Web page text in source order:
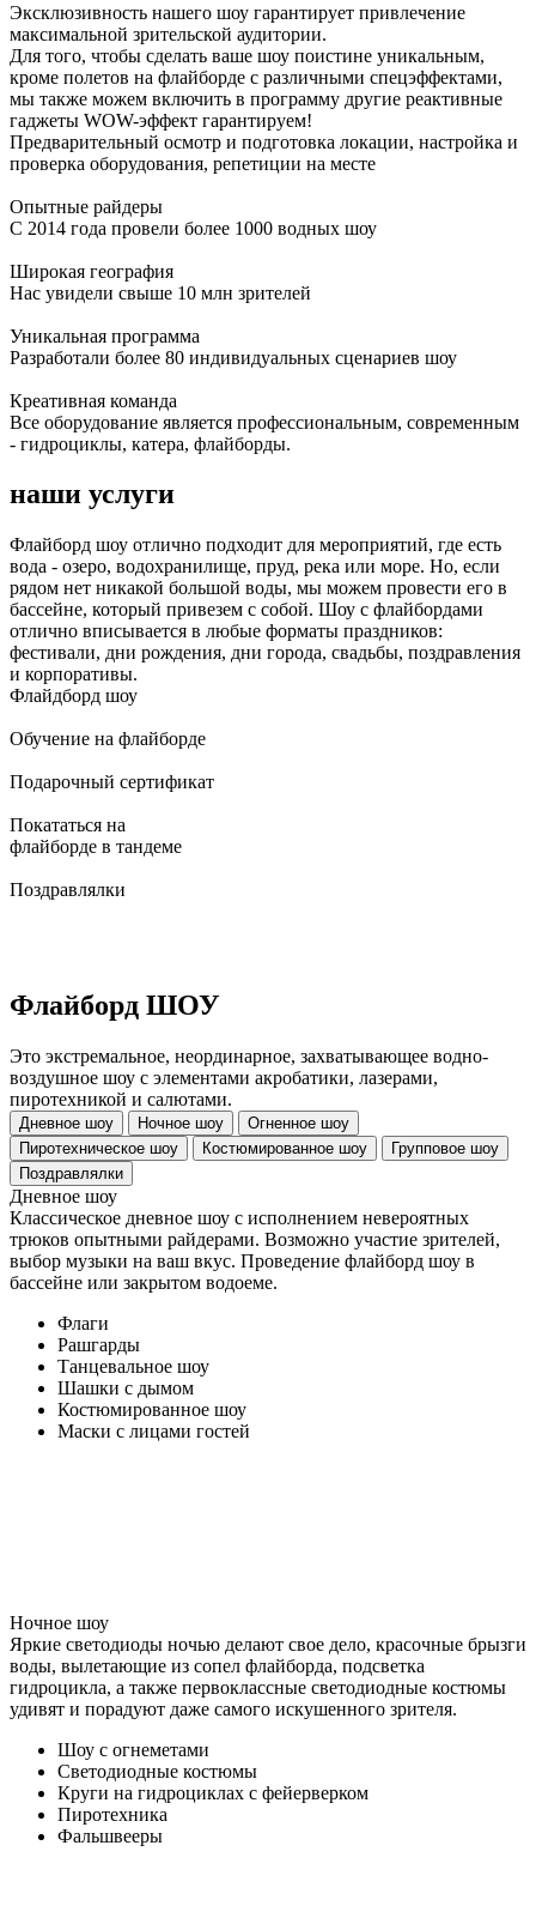
Эксклюзивность нашего шоу гарантирует привлечение
максимальной зрительской аудитории.
Для того, чтобы сделать ваше шоу поистине уникальным,
кроме полетов на флайборде с различными спецэффектами,
мы также можем включить в программу другие реактивные
гаджеты WOW-эффект гарантируем!
Предварительный осмотр и подготовка локации, настройка и
проверка оборудования, репетиции на месте
Опытные райдеры
С 2014 года провели более 1000 водных шоу
Широкая география
Нас увидели свыше 10 млн зрителей
Уникальная программа
Разработали более 80 индивидуальных сценариев шоу
Креативная команда
Все оборудование является профессиональным, современным
- гидроциклы, катера, флайборды.
наши услуги
Флайборд шоу отлично подходит для мероприятий, где есть
вода - озеро, водохранилище, пруд, река или море. Но, если
рядом нет никакой большой воды, мы можем провести его в
бассейне, который привезем с собой. Шоу с флайбордами
отлично вписывается в любые форматы праздников:
фестивали, дни рождения, дни города, свадьбы, поздравления
и корпоративы.
Флайдборд шоу
Обучение на флайборде
Подарочный сертификат
Покататься на
флайборде в тандеме
Поздравлялки
Флайборд ШОУ
Это экстремальное, неординарное, захватывающее водно-
воздушное шоу с элементами акробатики, лазерами,
пиротехникой и салютами.
Дневное шоу Ночное шоу
Огненное шоу
Пиротехническое шоу
Костюмированное шоу
Групповое шоу
Поздравлялки
Дневное шоу
Классическое дневное шоу с исполнением невероятных
трюков опытными райдерами. Возможно участие зрителей,
выбор музыки на ваш вкус. Проведение флайборд шоу в
бассейне или закрытом водоеме.
Флаги
Рашгарды
Танцевальное шоу
Шашки с дымом
Костюмированное шоу
Маски с лицами гостей
Ночное шоу
Яркие светодиоды ночью делают свое дело, красочные брызги
воды, вылетающие из сопел флайборда, подсветка
гидроцикла, а также первоклассные светодиодные костюмы
удивят и порадуют даже самого искушенного зрителя.
Шоу с огнеметами
Светодиодные костюмы
Круги на гидроциклах с фейерверком
Пиротехника
Фальшвееры